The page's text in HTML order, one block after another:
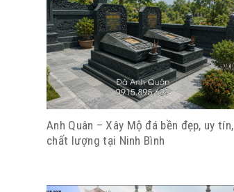
Anh Quân – Xây Mộ đá bền đẹp, uy tín,
chất lượng tại Ninh Bình